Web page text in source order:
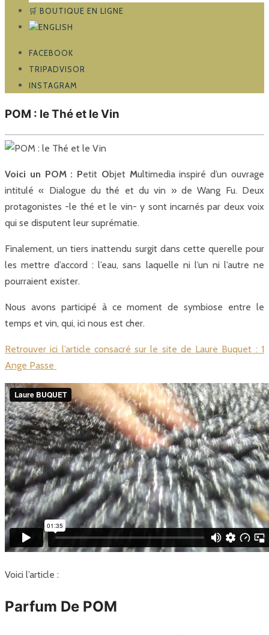
🛒 BOUTIQUE EN LIGNE
FACEBOOK
TRIPADVISOR
INSTAGRAM
POM : le Thé et le Vin
Voici un POM : Petit Objet Multimedia inspiré d’un ouvrage
intitulé « Dialogue du thé et du vin » de Wang Fu. Deux
protagonistes -le thé et le vin- y sont incarnés par deux voix
qui se disputent leur suprématie.
Finalement, un tiers inattendu surgit dans cette querelle pour
les mettre d’accord : l’eau, sans laquelle ni l’un ni l’autre ne
pourraient exister.
Nous avons participé à ce moment de symbiose entre le
temps et vin, qui, ici nous est cher.
Retrouver ici l’article consacré sur le site de Laure Buquet : 1
Ange Passe
Voici l’article :
Parfum De POM